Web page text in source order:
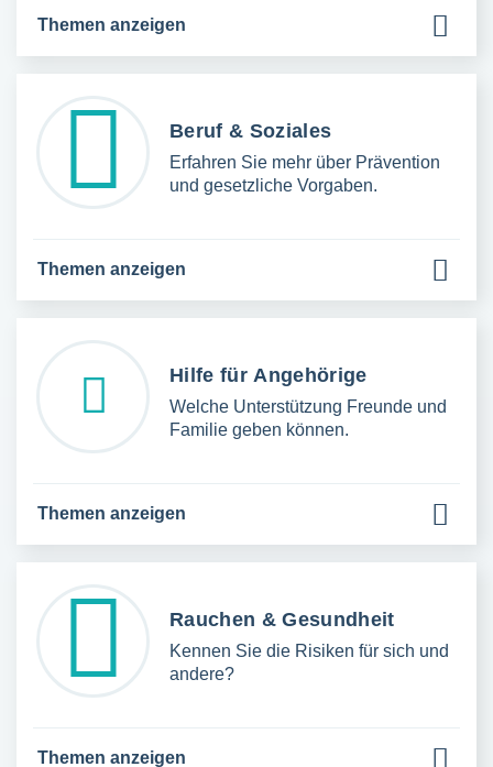
Themen anzeigen
Beruf & Soziales
Erfahren Sie mehr über Prävention
und gesetzliche Vorgaben.
Themen anzeigen
Hilfe für Angehörige
Welche Unterstützung Freunde und
Familie geben können.
Themen anzeigen
Rauchen & Gesundheit
Kennen Sie die Risiken für sich und
andere?
Themen anzeigen